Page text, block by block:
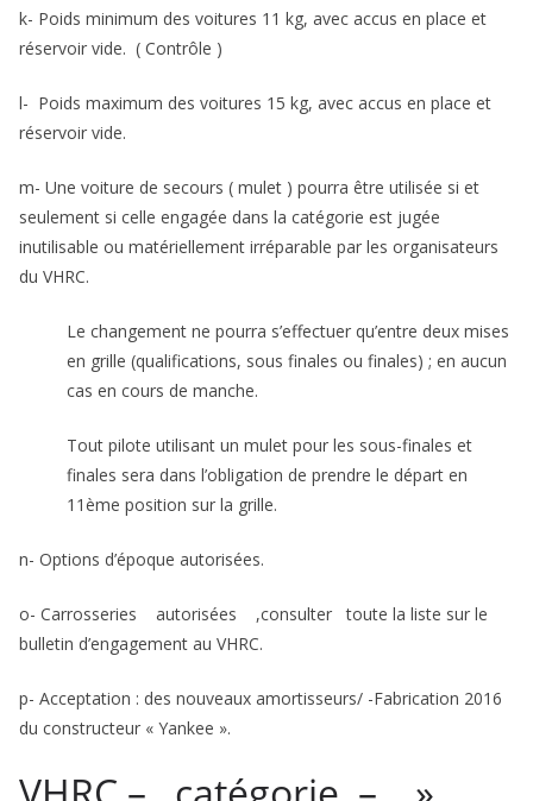
k- Poids minimum des voitures 11 kg, avec accus en place et
réservoir vide. ( Contrôle )
l- Poids maximum des voitures 15 kg, avec accus en place et
réservoir vide.
m- Une voiture de secours ( mulet ) pourra être utilisée si et
seulement si celle engagée dans la catégorie est jugée
inutilisable ou matériellement irréparable par les organisateurs
du VHRC.
Le changement ne pourra s’effectuer qu’entre deux mises
en grille (qualifications, sous finales ou finales) ; en aucun
cas en cours de manche.
Tout pilote utilisant un mulet pour les sous-finales et
finales sera dans l’obligation de prendre le départ en
11ème position sur la grille.
n- Options d’époque autorisées.
o- Carrosseries autorisées ,consulter toute la liste sur le
bulletin d’engagement au VHRC.
p- Acceptation : des nouveaux amortisseurs/ -Fabrication 2016
du constructeur « Yankee ».